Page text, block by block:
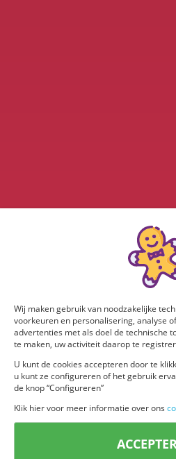
Wij maken gebruik van noodzakelijke
voorkeuren en personalisering, analyse
advertenties met als doel de technische
te maken, uw activiteit daarop te
U kunt de cookies accepteren door te
u kunt ze configureren of het gebruik
de knop “Configureren”
Klik hier voor meer informatie over ons